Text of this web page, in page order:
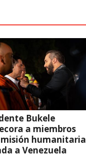
Bukele
a miembros
misión humanitaria
a Venezuela